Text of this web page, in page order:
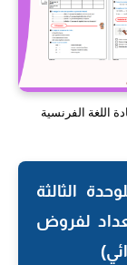
اللغة الفرنسية
الثالثة
لفروض